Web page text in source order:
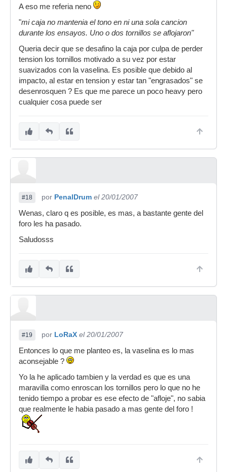
A eso me referia neno
"mi caja no mantenia el tono en ni una sola cancion
durante los ensayos. Uno o dos tornillos se aflojaron"
Queria decir que se desafino la caja por culpa de perder
tension los tornillos motivado a su vez por estar
suavizados con la vaselina. Es posible que debido al
impacto, al estar en tension y estar tan "engrasados" se
desenrosquen ? Es que me parece un poco heavy pero
cualquier cosa puede ser
#18 por PenalDrum el 20/01/2007
Wenas, claro q es posible, es mas, a bastante gente del
foro les ha pasado.
Saludosss
#19 por LoRaX el 20/01/2007
Entonces lo que me planteo es, la vaselina es lo mas
aconsejable ?
Yo la he aplicado tambien y la verdad es que es una
maravilla como enroscan los tornillos pero lo que no he
tenido tiempo a probar es ese efecto de "afloje", no sabia
que realmente le habia pasado a mas gente del foro !